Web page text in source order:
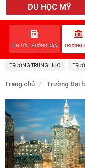
DU HỌC MỸ
TIN TỨC - HƯỚNG DẪN TRƯỜNG
TRƯỜNG TRUNG HỌC
Trang chủ Trường Đại
EVENTS
DỊCH VỤ
VỀ NAM PHONG